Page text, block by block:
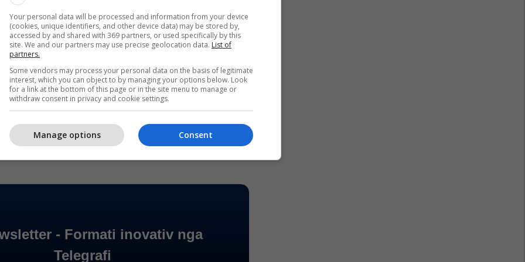
në.
aksioneve në Azi u rimëkëmbën kryesisht pas
ndërsa optimizmi për inteligjencën artificiale u
të aksioneve po tregtohen kryesisht më
kontratat e ardhshme të Dow, Nasdaq dhe
për një hapje më të fortë. /Telegrafi/
Your personal data will be processed and information from your device
(cookies, unique identifiers, and other device data) may be stored by,
accessed by and shared with 369 partners, or used specifically by this
site. We and our partners may use precise geolocation data. List of
partners.
Some vendors may process your personal data on the basis of legitimate
interest, which you can object to by managing your options below. Look
for a link at the bottom of this page or in the site menu to manage or
withdraw consent in privacy and cookie settings.
Consent
Manage options